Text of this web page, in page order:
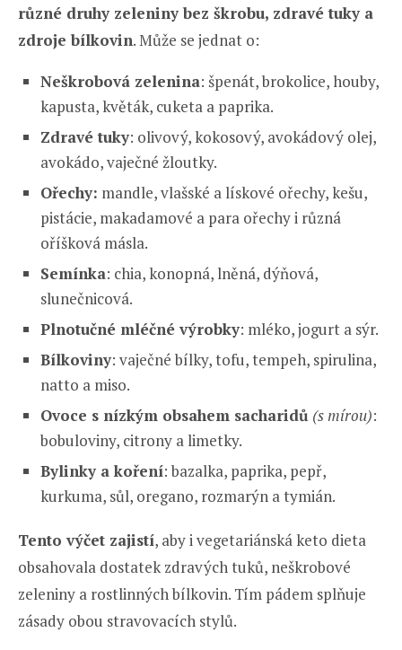
různé druhy zeleniny bez škrobu, zdravé tuky a
zdroje bílkovin. Může se jednat o:
Neškrobová zelenina: špenát, brokolice, houby,
kapusta, květák, cuketa a paprika.
Zdravé tuky: olivový, kokosový, avokádový olej,
avokádo, vaječné žloutky.
Ořechy: mandle, vlašské a lískové ořechy, kešu,
pistácie, makadamové a para ořechy i různá
oříšková másla.
Semínka: chia, konopná, lněná, dýňová,
slunečnicová.
Plnotučné mléčné výrobky: mléko, jogurt a sýr.
Bílkoviny: vaječné bílky, tofu, tempeh, spirulina,
natto a miso.
Ovoce s nízkým obsahem sacharidů (s mírou):
bobuloviny, citrony a limetky.
Bylinky a koření: bazalka, paprika, pepř,
kurkuma, sůl, oregano, rozmarýn a tymián.
Tento výčet zajistí, aby i vegetariánská keto dieta
obsahovala dostatek zdravých tuků, neškrobové
zeleniny a rostlinných bílkovin. Tím pádem splňuje
zásady obou stravovacích stylů.